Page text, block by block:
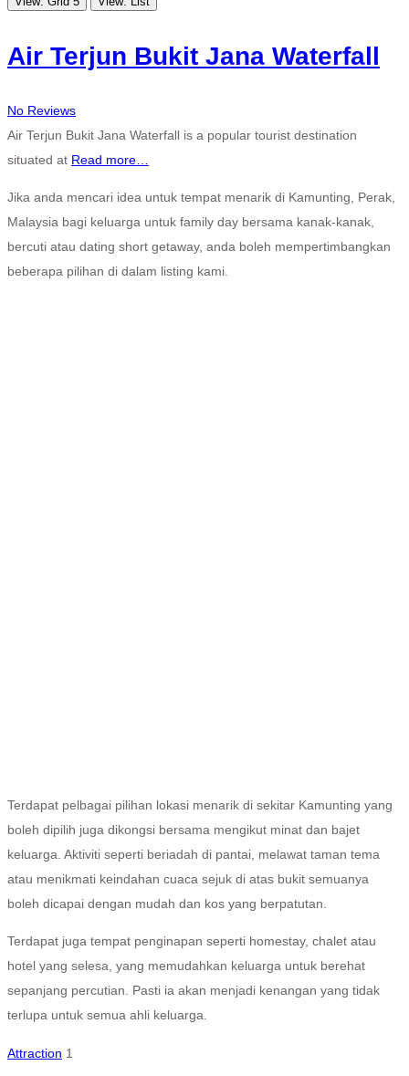
Air Terjun Bukit Jana Waterfall
No Reviews
Air Terjun Bukit Jana Waterfall is a popular tourist destination
situated at Read more…
Jika anda mencari idea untuk tempat menarik di Kamunting, Perak,
Malaysia bagi keluarga untuk family day bersama kanak-kanak,
bercuti atau dating short getaway, anda boleh mempertimbangkan
beberapa pilihan di dalam listing kami.
Terdapat pelbagai pilihan lokasi menarik di sekitar Kamunting yang
boleh dipilih juga dikongsi bersama mengikut minat dan bajet
keluarga. Aktiviti seperti beriadah di pantai, melawat taman tema
atau menikmati keindahan cuaca sejuk di atas bukit semuanya
boleh dicapai dengan mudah dan kos yang berpatutan.
Terdapat juga tempat penginapan seperti homestay, chalet atau
hotel yang selesa, yang memudahkan keluarga untuk berehat
sepanjang percutian. Pasti ia akan menjadi kenangan yang tidak
terlupa untuk semua ahli keluarga.
Attraction 1